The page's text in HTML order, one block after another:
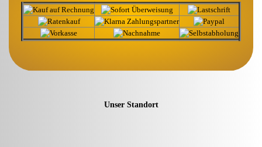
Unser Standort